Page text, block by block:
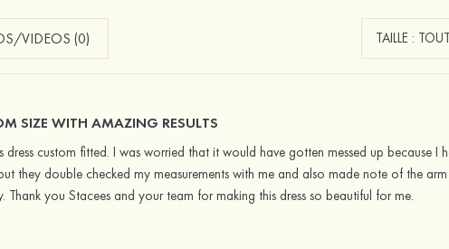
VIDEOS (0)
SIZE WITH AMAZING RESULTS
dress custom fitted. I was worried that it would have gotten messed up because I
they double checked my measurements with me and also made note of the
Thank you Stacees and your team for making this dress so beautiful for me.